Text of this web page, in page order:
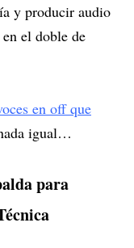
y producir audio
el doble de
en off que
igual…
para